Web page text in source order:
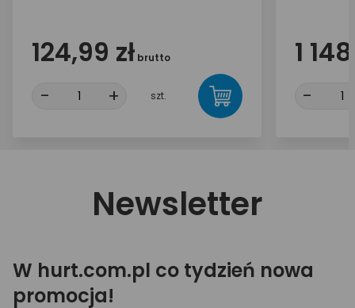
124,99 zł brutto
- + szt.
1
-
Newsletter
W hurt.com.pl co tydzień nowa
promocja!